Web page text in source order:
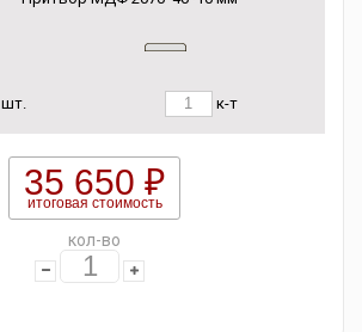
шт. к-т
35 650 ₽
итоговая стоимость
кол-во